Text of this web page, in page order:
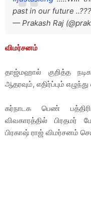
past in our future ..???
— Prakash Raj
விமர்சனம்
தாஜ்மஹால் குறித்த
ஆதரவும், எதிர்ப்பும் எழுந்து
கர்நாடக பெண்
விவகாரத்தில் பிரதமர்
பிரகாஷ் ராஜ் விமர்சனம்